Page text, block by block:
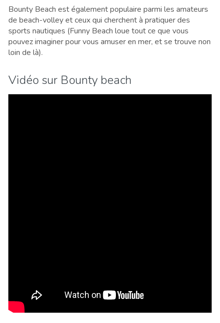
Bounty Beach est également populaire parmi les amateurs
de beach-volley et ceux qui cherchent à pratiquer des
sports nautiques (Funny Beach loue tout ce que vous
pouvez imaginer pour vous amuser en mer, et se trouve non
loin de là).
Vidéo sur Bounty beach